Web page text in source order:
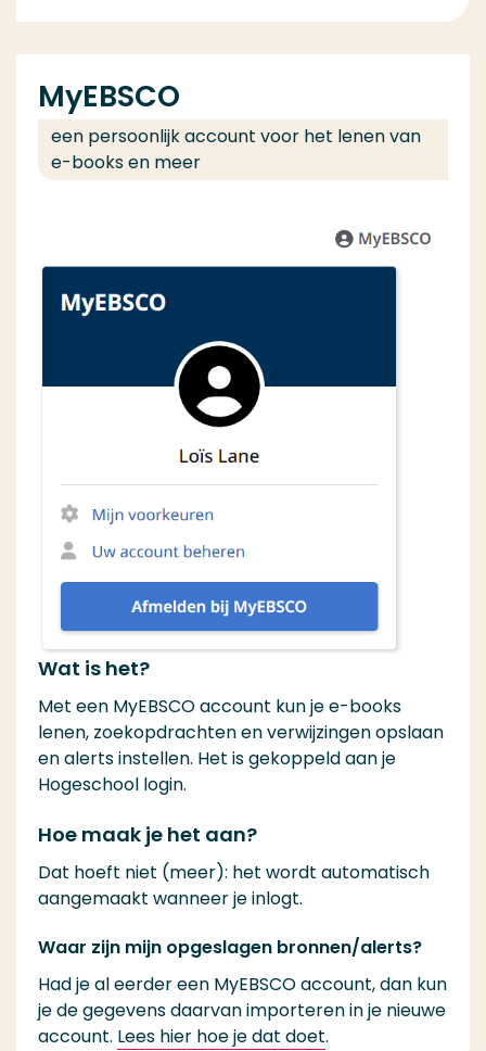
MyEBSCO
een persoonlijk account voor het lenen van
e-books en meer
Wat is het?
Met een MyEBSCO account kun je e-books
lenen, zoekopdrachten en verwijzingen opslaan
en alerts instellen. Het is gekoppeld aan je
Hogeschool login.
Hoe maak je het aan?
Dat hoeft niet (meer): het wordt automatisch
aangemaakt wanneer je inlogt.
Waar zijn mijn opgeslagen bronnen/alerts?
Had je al eerder een MyEBSCO account, dan kun
je de gegevens daarvan importeren in je nieuwe
account. Lees hier hoe je dat doet.